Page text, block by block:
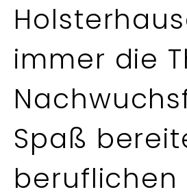
immer die
Spaß
beruflichen